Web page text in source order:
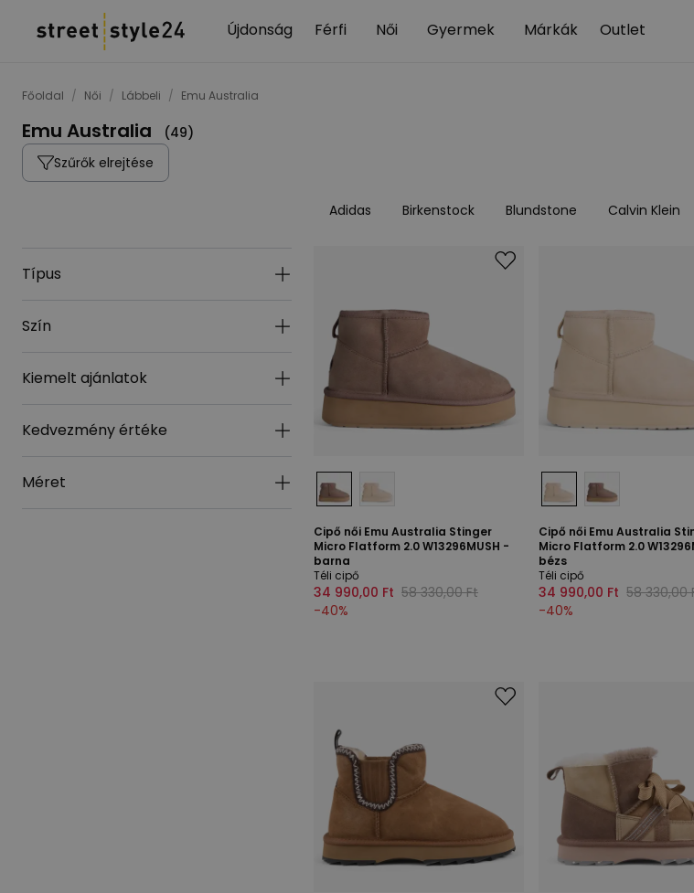
Újdonság Férfi Női Gyermek Márkák Outlet
Főoldal / Női / Lábbeli / Emu Australia
Emu Australia (49)
Szűrők elrejtése
Típus
Szín
Kiemelt ajánlatok
Kedvezmény értéke
Méret
Adidas Birkenstock Blundstone Calvin Klein
Cipő női Emu Australia Stinger
Micro Flatform 2.0 W13296MUSH -
barna
Téli cipő
34 990,00 Ft 58 330,00 Ft
-40%
Cipő női Emu Australia
Micro Flatform 2.0
bézs
Téli cipő
34 990,00 Ft 58 330,00
-40%